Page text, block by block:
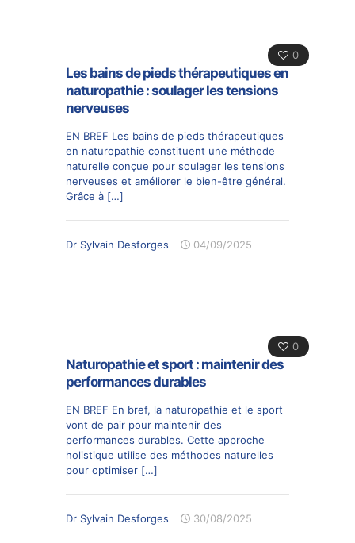
0
Les bains de pieds thérapeutiques en
naturopathie : soulager les tensions
nerveuses
EN BREF Les bains de pieds thérapeutiques
en naturopathie constituent une méthode
naturelle conçue pour soulager les tensions
nerveuses et améliorer le bien-être général.
Grâce à […]
Dr Sylvain Desforges 04/09/2025
0
Naturopathie et sport : maintenir des
performances durables
EN BREF En bref, la naturopathie et le sport
vont de pair pour maintenir des
performances durables. Cette approche
holistique utilise des méthodes naturelles
pour optimiser […]
Dr Sylvain Desforges 30/08/2025